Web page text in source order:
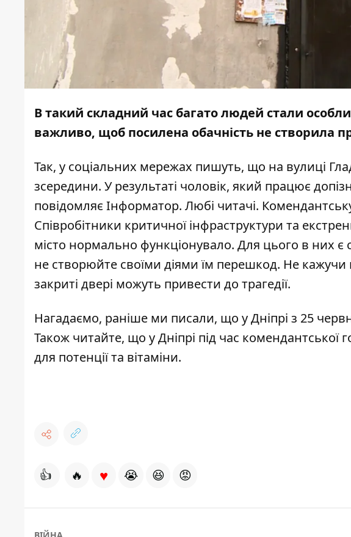
В такий складний час багато людей стали
важливо, щоб посилена обачність не створила
Так, у соціальних мережах пишуть, що на вулиці
зсередини. У результаті чоловік, який працює
повідомляє Інформатор. Любі читачі.
Співробітники критичної інфраструктури та
місто нормально функціонувало. Для цього в них є
не створюйте своїми діями їм перешкод. Не
закриті двері можуть привести до трагедії.
Нагадаємо, раніше ми писали, що у Дніпрі з 25
Також читайте, що у Дніпрі під час комендантської
для потенції та вітаміни.
👍 🔥 ♥ 😭 😆 😡